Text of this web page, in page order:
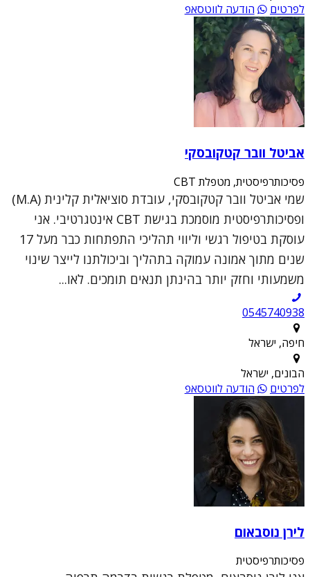
לפרטים
הודעה לווטסאפ
אביטל וובר קטקובסקי
פסיכותרפיסטית, מטפלת CBT
שמי אביטל וובר קטקובסקי, עובדת סוציאלית קלינית (M.A)
ופסיכותרפיסטית מוסמכת בגישת CBT אינטגרטיבי. אני
עוסקת בטיפול רגשי וליווי תהליכי התפתחות כבר מעל 17
שנים מתוך אמונה עמוקה בתהליך וביכולתנו לייצר שינוי
משמעותי וחזק יותר בהינתן תנאים תומכים. לאו...
0545740938
חיפה, ישראל
הבונים, ישראל
לפרטים
הודעה לווטסאפ
לירן נוסבאום
פסיכותרפיסטית